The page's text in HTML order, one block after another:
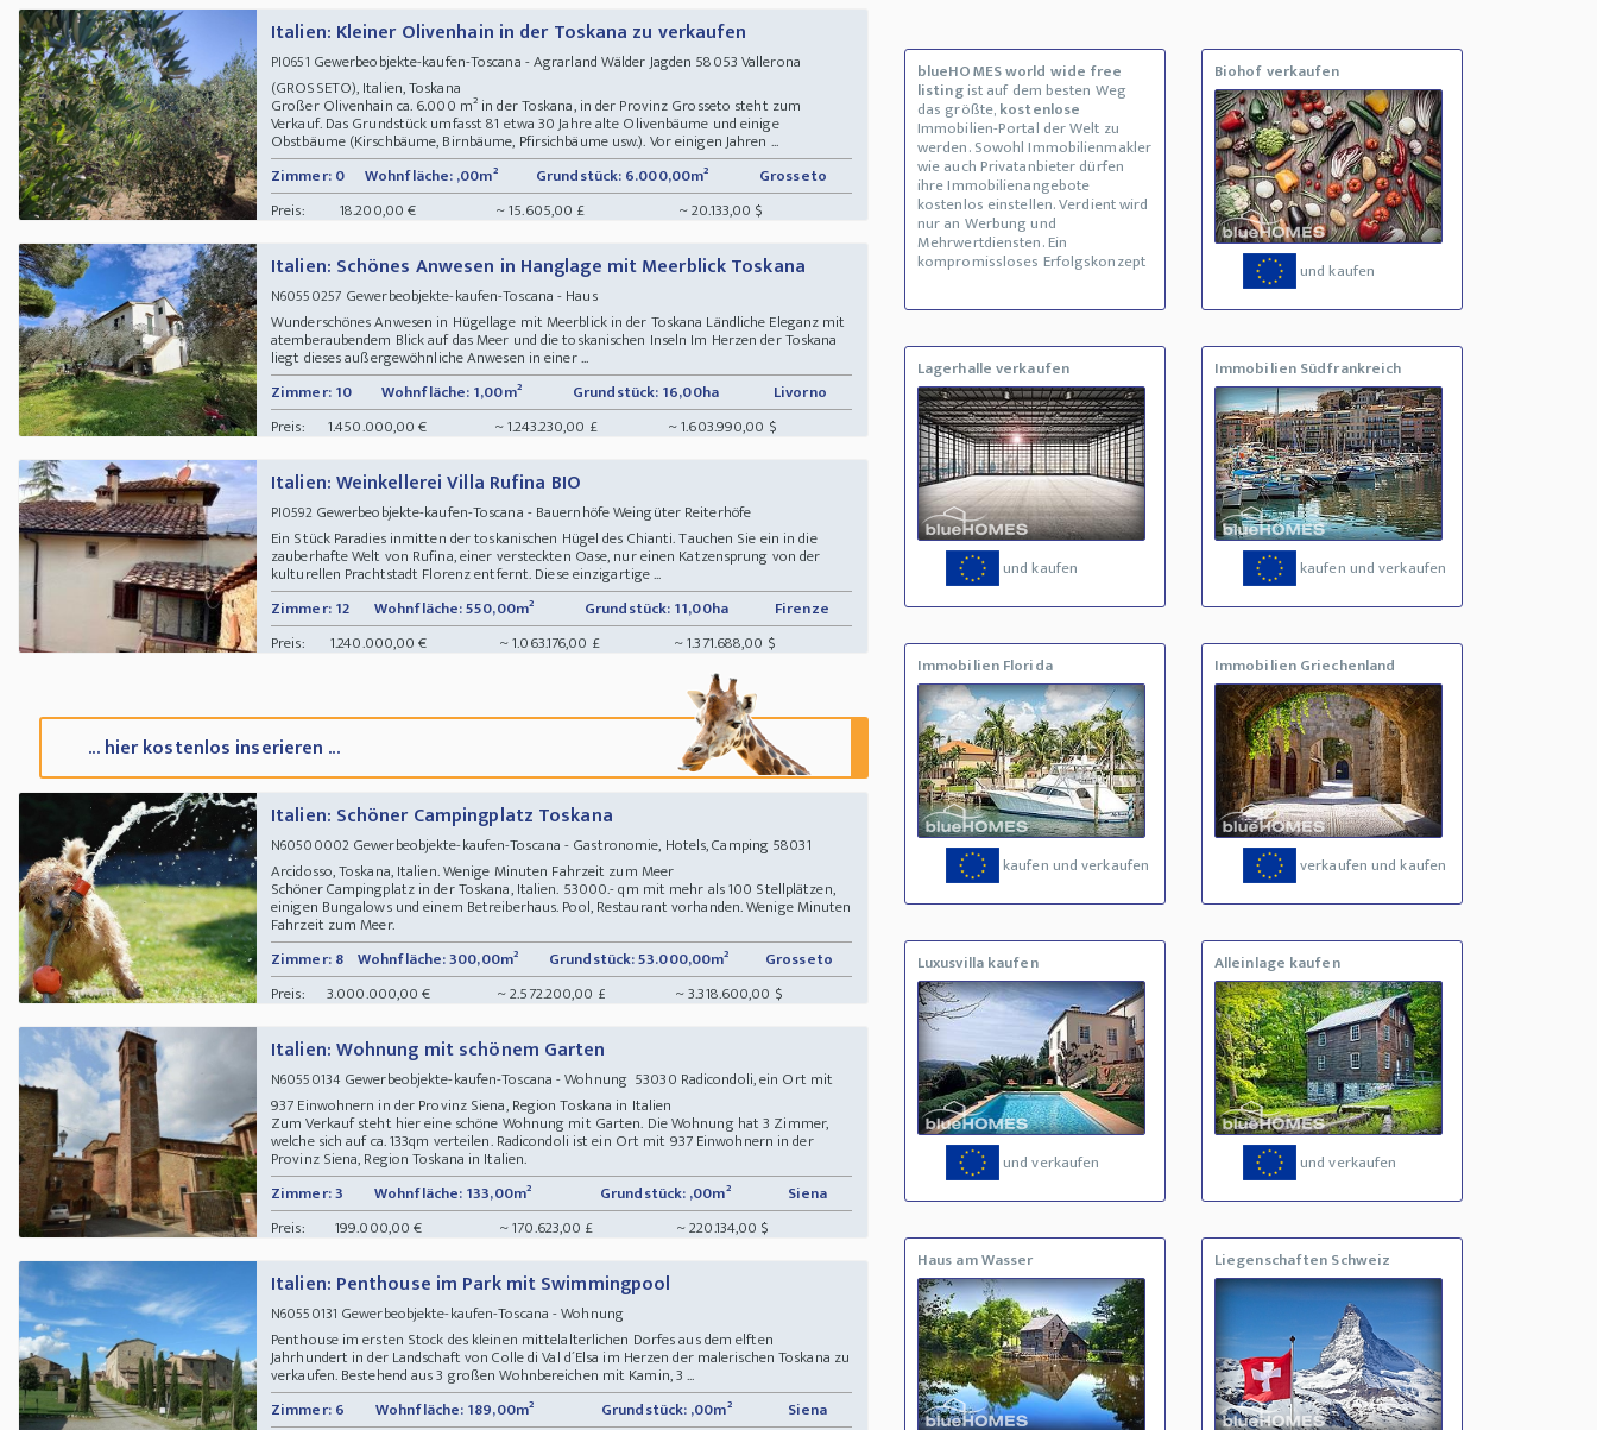
Italien: Kleiner Olivenhain in der Toskana zu verkaufen
PI0651 Gewerbeobjekte-kaufen-Toscana - Agrarland Wälder Jagden 58053 Vallerona
(GROSSETO), Italien, Toskana
Großer Olivenhain ca. 6.000 m² in der Toskana, in der Provinz Grosseto steht zum
Verkauf. Das Grundstück umfasst 81 etwa 30 Jahre alte Olivenbäume und einige
Obstbäume (Kirschbäume, Birnbäume, Pfirsichbäume usw.). Vor einigen Jahren ...
Zimmer: 0
Wohnfläche: ,00m² Grundstück: 6.000,00m²
Grosseto
Preis:
18.200,00 € ~ 15.605,00 £ ~ 20.133,00 $
Italien: Schönes Anwesen in Hanglage mit Meerblick Toskana
N60550257 Gewerbeobjekte-kaufen-Toscana - Haus
Wunderschönes Anwesen in Hügellage mit Meerblick in der Toskana Ländliche Eleganz mit
atemberaubendem Blick auf das Meer und die toskanischen Inseln Im Herzen der Toskana
liegt dieses außergewöhnliche Anwesen in einer ...
Zimmer: 10
Wohnfläche: 1,00m² Grundstück: 16,00ha
Livorno
Preis:
1.450.000,00 € ~ 1.243.230,00 £ ~ 1.603.990,00 $
Italien: Weinkellerei Villa Rufina BIO
PI0592Gewerbeobjekte-kaufen-Toscana - Bauernhöfe Weingüter Reiterhöfe
Ein Stück Paradies inmitten der toskanischen Hügel des Chianti. Tauchen Sie ein in die
zauberhafte Welt von Rufina, einer versteckten Oase, nur einen Katzensprung von der
kulturellen Prachtstadt Florenz entfernt. Diese einzigartige ...
Zimmer: 12
Wohnfläche: 550,00m² Grundstück: 11,00ha
Firenze
Preis:
1.240.000,00 € ~ 1.063.176,00 £ ~ 1.371.688,00 $
... hier kostenlos inserieren ...
Italien: Schöner Campingplatz Toskana
N60500002Gewerbeobjekte-kaufen-Toscana - Gastronomie, Hotels, Camping 58031
Arcidosso, Toskana, Italien. Wenige Minuten Fahrzeit zum Meer
Schöner Campingplatz in der Toskana, Italien. 53000.- qm mit mehr als 100 Stellplätzen,
einigen Bungalows und einem Betreiberhaus. Pool, Restaurant vorhanden. Wenige Minuten
Fahrzeit zum Meer.
Zimmer: 8 Wohnfläche: 300,00m² Grundstück: 53.000,00m²
Grosseto
Preis:
3.000.000,00 € ~ 2.572.200,00 £ ~ 3.318.600,00 $
Italien: Wohnung mit schönem Garten
N60550134Gewerbeobjekte-kaufen-Toscana - Wohnung 53030 Radicondoli, ein Ort mit
937 Einwohnern in der Provinz Siena, Region Toskana in Italien
Zum Verkauf steht hier eine schöne Wohnung mit Garten. Die Wohnung hat 3 Zimmer,
welche sich auf ca. 133qm verteilen. Radicondoli ist ein Ort mit 937 Einwohnern in der
Provinz Siena, Region Toskana in Italien.
Zimmer: 3
Wohnfläche: 133,00m² Grundstück: ,00m²
Siena
Preis:
199.000,00 € ~ 170.623,00 £ ~ 220.134,00 $
Italien: Penthouse im Park mit Swimmingpool
N60550131 Gewerbeobjekte-kaufen-Toscana - Wohnung
Penthouse im ersten Stock des kleinen mittelalterlichen Dorfes aus dem elften
Jahrhundert in der Landschaft von Colle di Val d´Elsa im Herzen der malerischen Toskana zu
verkaufen. Bestehend aus 3 großen Wohnbereichen mit Kamin, 3 ...
Zimmer: 6
Wohnfläche: 189,00m² Grundstück: ,00m²
Siena
blueHOMES world wide free
listingist auf dem besten Weg
das größte,kostenlose
Immobilien-Portal der Welt zu
werden. Sowohl Immobilienmakler
wie auch Privatanbieter dürfen
ihre Immobilienangebote
kostenlos einstellen. Verdient wird
nur an Werbung und
Mehrwertdiensten. Ein
kompromissloses Erfolgskonzept
Biohof verkaufen
und kaufen
Lagerhalle verkaufen
und kaufen
Immobilien Südfrankreich
kaufen und verkaufen
Immobilien Florida
kaufen und verkaufen
Immobilien Griechenland
verkaufen und kaufen
Luxusvilla kaufen
und verkaufen
Alleinlage kaufen
und verkaufen
Haus am Wasser Liegenschaften Schweiz